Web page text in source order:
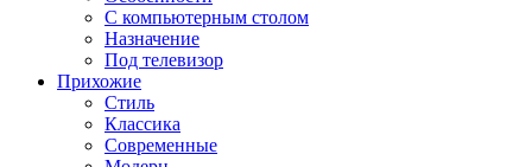
С компьютерным столом
Назначение
Под телевизор
Прихожие
Стиль
Классика
Современные